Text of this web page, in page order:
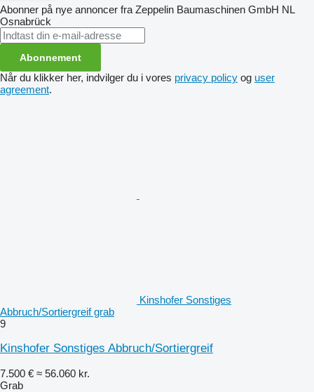
Abonner på nye annoncer fra Zeppelin Baumaschinen GmbH NL
Osnabrück
Abonnement
Når du klikker her, indvilger du i vores privacy policy og user
agreement.
Kinshofer Sonstiges
Abbruch/Sortiergreif grab
9
Kinshofer Sonstiges Abbruch/Sortiergreif
7.500 € ≈ 56.060 kr.
Grab